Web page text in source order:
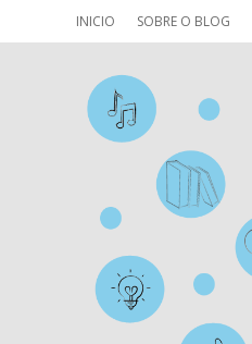
INICIO SOBRE O BLOG